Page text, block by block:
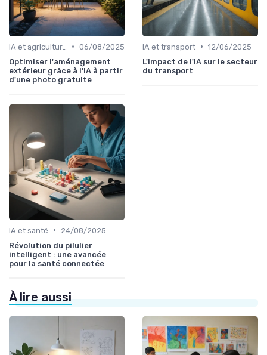
• 06/08/2025
Optimiser l'aménagement
extérieur grâce à l'IA à partir
d'une photo gratuite
IA et transport • 12/06/2025
L'impact de l'IA sur le secteur
du transport
IA et santé •
24/08/2025
Révolution du pilulier
intelligent : une avancée
pour la santé connectée
À lire aussi